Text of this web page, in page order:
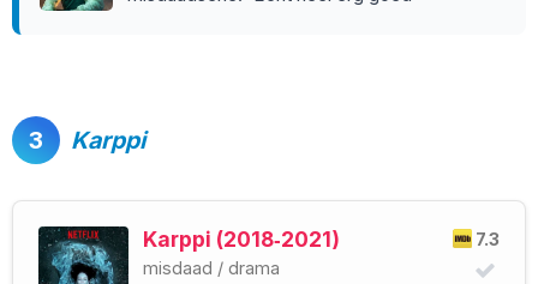
3 Karppi
7.3
Karppi (2018‑2021)
misdaad / drama